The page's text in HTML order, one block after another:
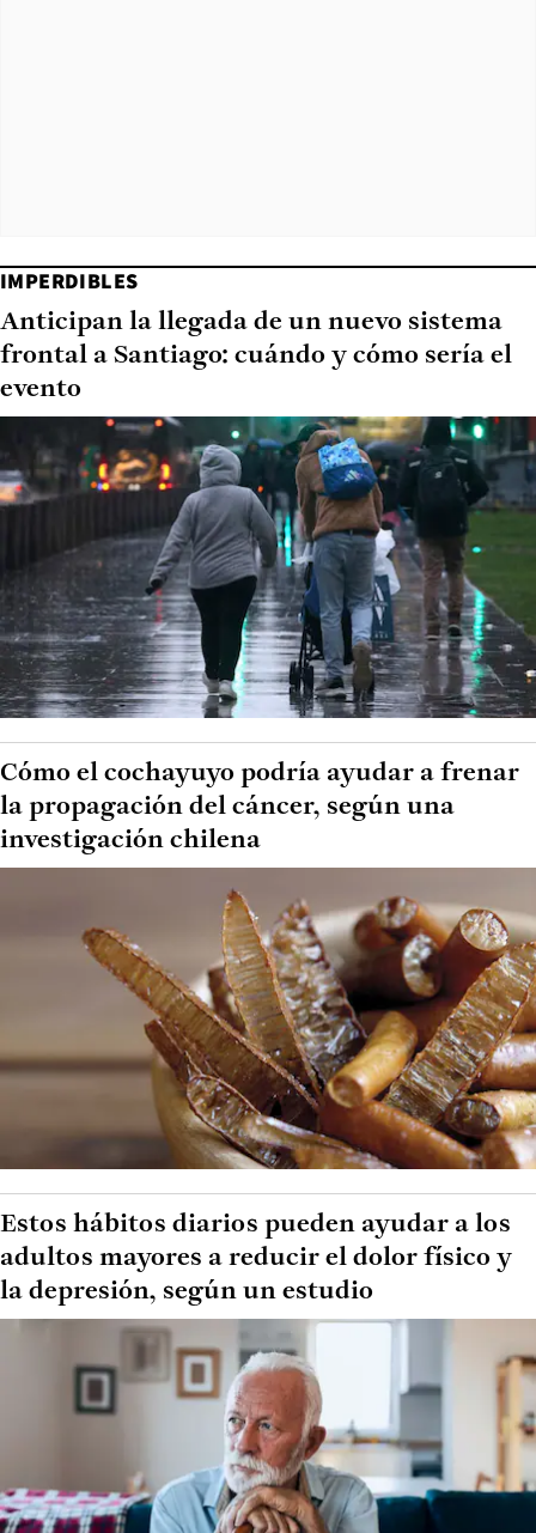
IMPERDIBLES
Anticipan la llegada de un nuevo sistema
frontal a Santiago: cuándo y cómo sería el
evento
Cómo el cochayuyo podría ayudar a frenar
la propagación del cáncer, según una
investigación chilena
Estos hábitos diarios pueden ayudar a los
adultos mayores a reducir el dolor físico y
la depresión, según un estudio